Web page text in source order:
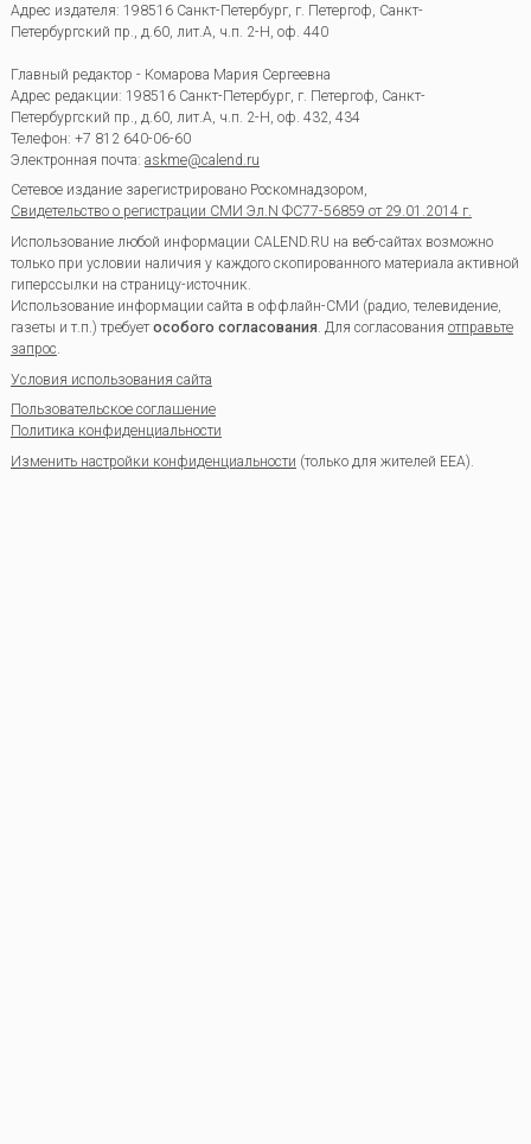
Адрес издателя: 198516 Санкт-Петербург, г. Петергоф, Санкт-
Петербургский пр., д.60, лит.А, ч.п. 2-Н, оф. 440
Главный редактор - Комарова Мария Сергеевна
Адрес редакции: 198516 Санкт-Петербург, г. Петергоф Санкт-
Петербургский пр., д.60, лит.А, ч.п. 2-Н, оф. 432, 434
Телефон: +7 812 640-06-60
Электронная почта: askme@calend.ru
Сетевое издание зарегистрировано Роскомнадзором,
Свидетельство о регистрации СМИ Эл.N ФС77-56859 от 29.01.2014 г.
Использование любой информации CALEND.RU на веб-сайтах возможно
только при условии наличия у каждого скопированного материала активной
гиперссылки на страницу-источник.
Использование информации сайта в оффлайн-СМИ (радио, телевидение,
газеты и т.п.) требуетособого согласования. Для согласования отправьте
запрос.
Условия использования сайта
Пользовательское соглашение
Политика конфиденциальности
Изменить настройки конфиденциальности (только для жителей EEA).